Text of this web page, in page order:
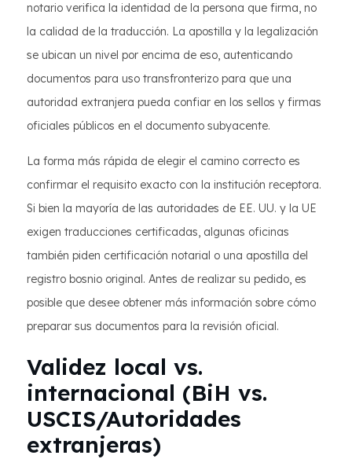
notario verifica la identidad de la persona que firma, no
la calidad de la traducción. La apostilla y la legalización
se ubican un nivel por encima de eso, autenticando
documentos para uso transfronterizo para que una
autoridad extranjera pueda confiar en los sellos y firmas
oficiales públicos en el documento subyacente.
La forma más rápida de elegir el camino correcto es
confirmar el requisito exacto con la institución receptora.
Si bien la mayoría de las autoridades de EE. UU. y la UE
exigen traducciones certificadas, algunas oficinas
también piden certificación notarial o una apostilla del
registro bosnio original. Antes de realizar su pedido, es
posible que desee obtener más información sobre cómo
preparar sus documentos para la revisión oficial.
Validez local vs.
internacional (BiH vs.
USCIS/Autoridades
extranjeras)